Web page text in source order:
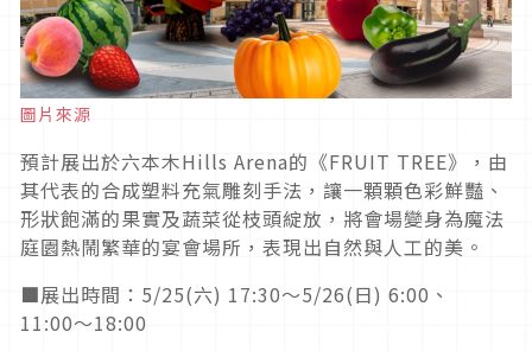
圖片來源
預計展出於六本木Hills Arena的《FRUIT TREE》，由
其代表的合成塑料充氣雕刻手法，讓一顆顆色彩鮮豔、
形狀飽滿的果實及蔬菜從枝頭綻放，將會場變身為魔法
庭園熱鬧繁華的宴會場所，表現出自然與人工的美。
■展出時間：5/25(六) 17:30〜5/26(日) 6:00、
11:00〜18:00